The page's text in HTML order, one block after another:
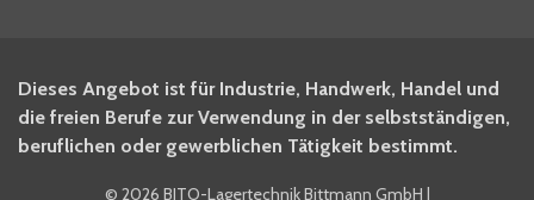
Dieses Angebot ist für Industrie, Handwerk, Handel und
die freien Berufe zur Verwendung in der selbstständigen,
beruflichen oder gewerblichen Tätigkeit bestimmt.
© 2026 BITO-Lagertechnik Bittmann GmbH |